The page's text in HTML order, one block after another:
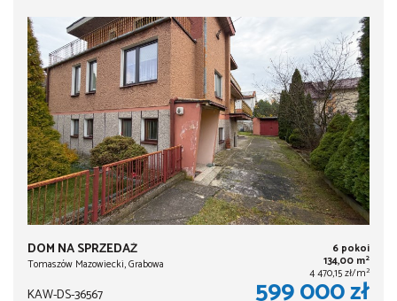
DOM NA SPRZEDAŻ
Tomaszów Mazowiecki, Grabowa
6 pokoi
134,00 m2
4 470,15 zł/m2
KAW-DS-36567 599 000 zł